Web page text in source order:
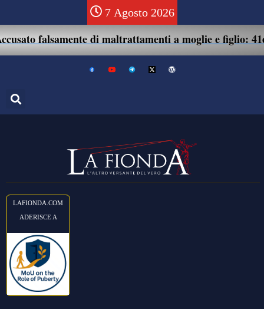
7 Agosto 2026
falsamente di maltrattamenti a moglie e figlio: 41enne
LAFIONDA.COM
ADERISCE A